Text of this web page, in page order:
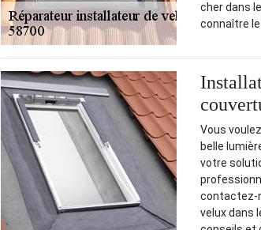
cher dans
connaître
Vous
belle
votre
contactez-
velux dans